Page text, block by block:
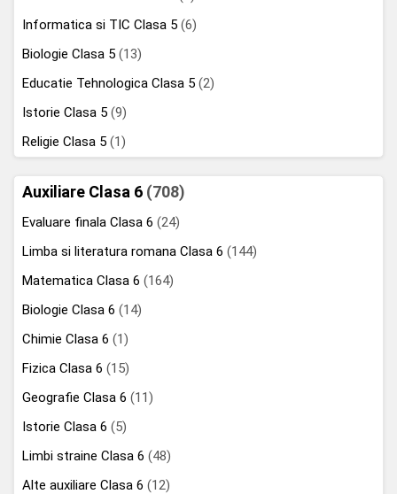
Informatica si TIC Clasa 5 (6)
Biologie Clasa 5 (13)
Educatie Tehnologica Clasa 5 (2)
Istorie Clasa 5 (9)
Religie Clasa 5 (1)
Auxiliare Clasa 6 (708)
Evaluare finala Clasa 6 (24)
Limba si literatura romana Clasa 6 (144)
Matematica Clasa 6 (164)
Biologie Clasa 6 (14)
Chimie Clasa 6 (1)
Fizica Clasa 6 (15)
Geografie Clasa 6 (11)
Istorie Clasa 6 (5)
Limbi straine Clasa 6 (48)
Alte auxiliare Clasa 6 (12)